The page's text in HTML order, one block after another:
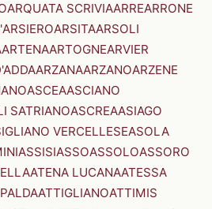
ARQUATA SCRIVIAARREARRONE
ARSIEROARSITAARSOLI
ARTENAARTOGNEARVIER
ARZANAARZANOARZENE
ASCEAASCIANO
SATRIANOASCREAASIAGO
VERCELLESEASOLA
ASSISIASSOASSOLOASSORO
ATENA LUCANAATESSA
ATTIGLIANOATTIMIS